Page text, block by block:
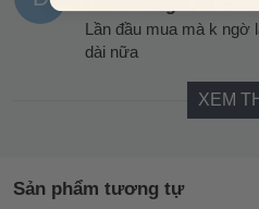
Lần đầu mua mà k ngờ
dài nữa
XEM
Sản phẩm tương tự